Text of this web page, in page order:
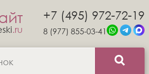
.ru
+7 (495) 972-72-19
8 (977) 855-03-41